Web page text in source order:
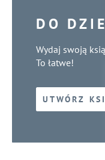
DO
Wydaj swoją
To łatwe!
UTWÓRZ